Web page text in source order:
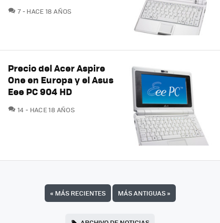
7COMENTARIOS
HACE 18 AÑOS
Precio del Acer Aspire
One en Europa y el Asus
Eee PC 904 HD
14 COMENTARIOS
HACE 18 AÑOS
« MÁS RECIENTES MÁS ANTIGUAS»